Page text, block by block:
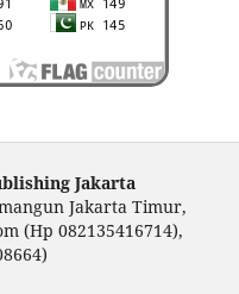
Jakarta
Jakarta Timur,
(Hp 082135416714),